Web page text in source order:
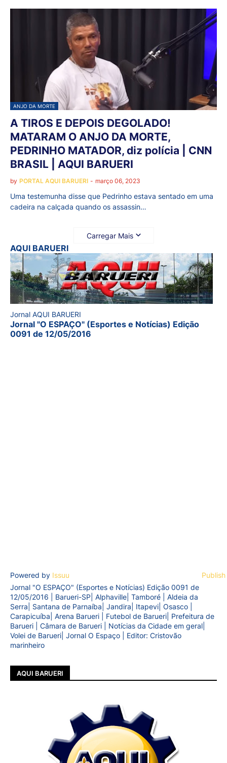
ANJO DA MORTE
A TIROS E DEPOIS DEGOLADO!
MATARAM O ANJO DA MORTE,
PEDRINHO MATADOR, diz polícia | CNN
BRASIL | AQUI BARUERI
by PORTAL AQUI BARUERI - março 06, 2023
Uma testemunha disse que Pedrinho estava sentado em uma
cadeira na calçada quando os assassin…
Carregar Mais
AQUI BARUERI
Jornal AQUI BARUERI
Jornal "O ESPAÇO" (Esportes e Notícias) Edição
0091 de 12/05/2016
Powered by Issuu
Jornal "O ESPAÇO" (Esportes e Notícias) Edição 0091 de
12/05/2016 | Barueri-SP| Alphaville| Tamboré | Aldeia da
Serra| Santana de Parnaíba| Jandira| Itapevi| Osasco |
Carapicuíba| Arena Barueri | Futebol de Barueri| Prefeitura de
Barueri | Câmara de Barueri | Notícias da Cidade em geral|
Volei de Barueri| Jornal O Espaço | Editor: Cristovão
marinheiro
AQUI BARUERI